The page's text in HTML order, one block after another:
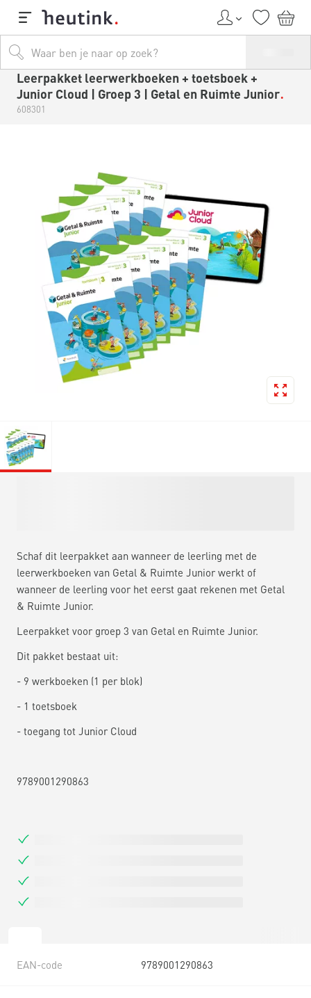
Leerpakket leerwerkboeken + toetsboek +
Junior Cloud | Groep 3 | Getal en Ruimte Junior
608301
Schaf dit leerpakket aan wanneer de leerling met de
leerwerkboeken van Getal & Ruimte Junior werkt of
wanneer de leerling voor het eerst gaat rekenen met Getal
& Ruimte Junior.
Leerpakket voor groep 3 van Getal en Ruimte Junior.
Dit pakket bestaat uit:
- 9 werkboeken (1 per blok)
- 1 toetsboek
- toegang tot Junior Cloud
9789001290863
EAN-code 9789001290863